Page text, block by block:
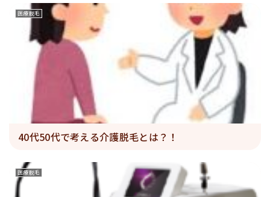
医療脱毛
40代50代で考える介護脱毛とは？！
医療脱毛